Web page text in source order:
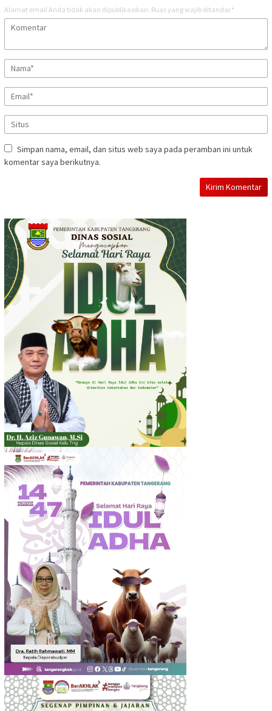
Alamat email Anda tidak akan dipublikasikan. Ruas yang wajib ditandai *
Simpan nama, email, dan situs web saya pada peramban ini untuk
komentar saya berikutnya.